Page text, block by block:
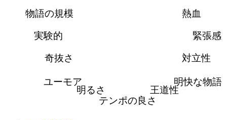
熱血
緊張感
対立性
明快な物語
王道性
テンポの良さ
明るさ
ユーモア
奇抜さ
実験的
物語の規模